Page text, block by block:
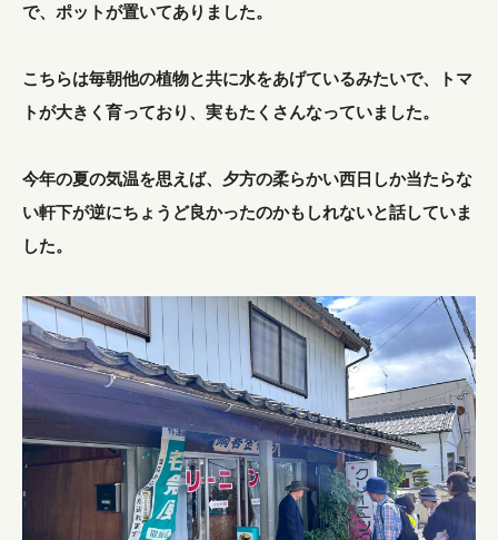
で、ポットが置いてありました。
こちらは毎朝他の植物と共に水をあげているみたいで、トマ
トが大きく育っており、実もたくさんなっていました。
今年の夏の気温を思えば、夕方の柔らかい西日しか当たらな
い軒下が逆にちょうど良かったのかもしれないと話していま
した。